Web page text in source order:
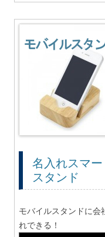
名入れスマ
スタンド
モバイルスタンドに会
れできる！